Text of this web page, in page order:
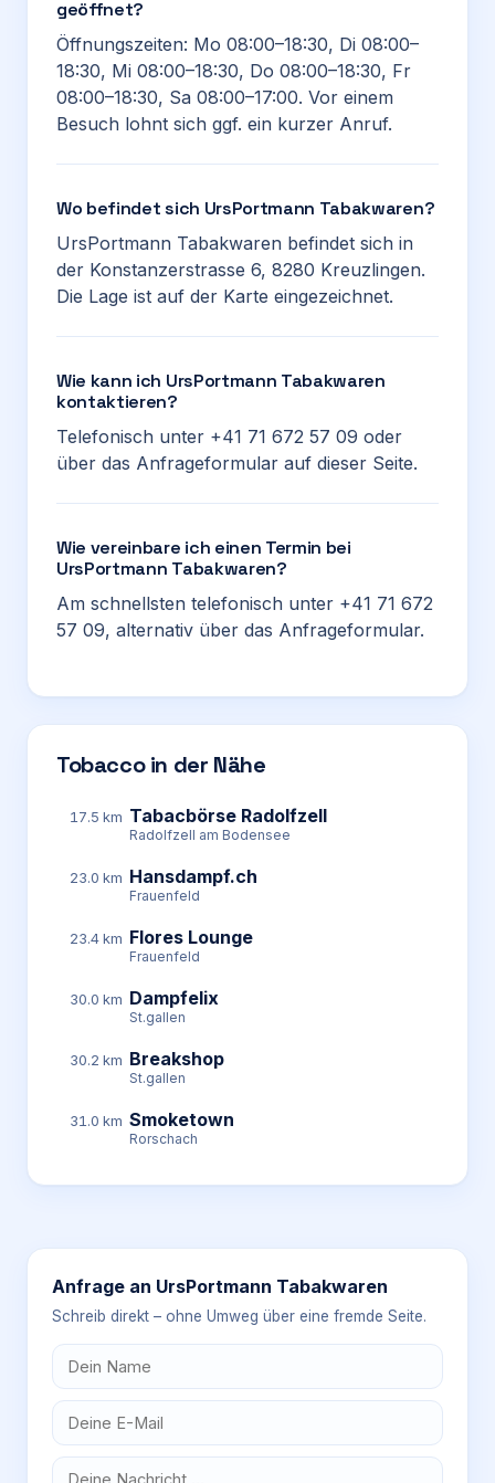
geöffnet?
Öffnungszeiten: Mo 08:00–18:30, Di 08:00–
18:30, Mi 08:00–18:30, Do 08:00–18:30, Fr
08:00–18:30, Sa 08:00–17:00. Vor einem
Besuch lohnt sich ggf. ein kurzer Anruf.
Wo befindet sich UrsPortmann Tabakwaren?
UrsPortmann Tabakwaren befindet sich in
der Konstanzerstrasse 6, 8280 Kreuzlingen.
Die Lage ist auf der Karte eingezeichnet.
Wie kann ich UrsPortmann Tabakwaren
kontaktieren?
Telefonisch unter +41 71 672 57 09 oder
über das Anfrageformular auf dieser Seite.
Wie vereinbare ich einen Termin bei
UrsPortmann Tabakwaren?
Am schnellsten telefonisch unter +41 71 672
57 09, alternativ über das Anfrageformular.
Tobacco in der Nähe
17.5 km Tabacbörse Radolfzell
Radolfzell am Bodensee
23.0 km Hansdampf.ch
Frauenfeld
23.4 km Flores Lounge
Frauenfeld
30.0 km Dampfelix
St.gallen
30.2 km Breakshop
St.gallen
31.0 km Smoketown
Rorschach
Anfrage an UrsPortmann Tabakwaren
Schreib direkt – ohne Umweg über eine fremde Seite.